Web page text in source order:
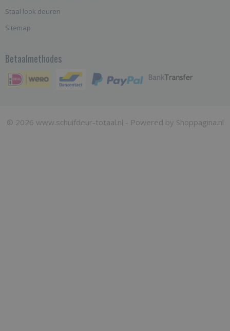
Staal look deuren
Sitemap
Betaalmethodes
© 2026 www.schuifdeur-totaal.nl - Powered by Shoppagina.nl